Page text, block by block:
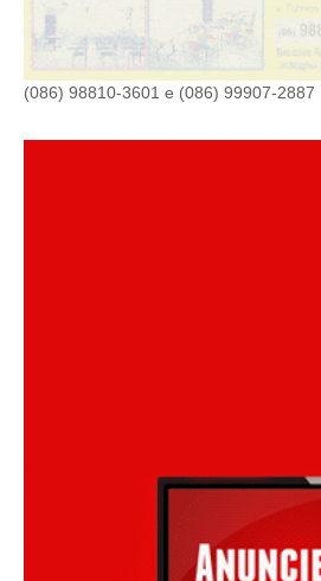
(086) 98810-3601 e (086) 99907-2887